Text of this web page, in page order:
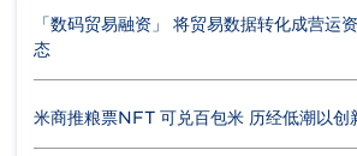
「数码贸易融资」 将贸易数据转化成营运
态
米商推粮票NFT 可兑百包米 历经低潮以创